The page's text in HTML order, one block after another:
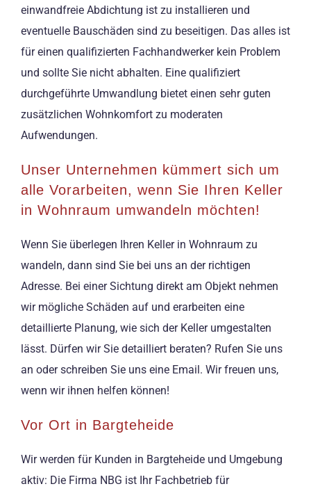
einwandfreie Abdichtung ist zu installieren und
eventuelle Bauschäden sind zu beseitigen. Das alles ist
für einen qualifizierten Fachhandwerker kein Problem
und sollte Sie nicht abhalten. Eine qualifiziert
durchgeführte Umwandlung bietet einen sehr guten
zusätzlichen Wohnkomfort zu moderaten
Aufwendungen.
Unser Unternehmen kümmert sich um
alle Vorarbeiten, wenn Sie Ihren Keller
in Wohnraum umwandeln möchten!
Wenn Sie überlegen Ihren Keller in Wohnraum zu
wandeln, dann sind Sie bei uns an der richtigen
Adresse. Bei einer Sichtung direkt am Objekt nehmen
wir mögliche Schäden auf und erarbeiten eine
detaillierte Planung, wie sich der Keller umgestalten
lässt. Dürfen wir Sie detailliert beraten? Rufen Sie uns
an oder schreiben Sie uns eine Email. Wir freuen uns,
wenn wir ihnen helfen können!
Vor Ort in Bargteheide
Wir werden für Kunden in Bargteheide und Umgebung
aktiv: Die Firma NBG ist Ihr Fachbetrieb für